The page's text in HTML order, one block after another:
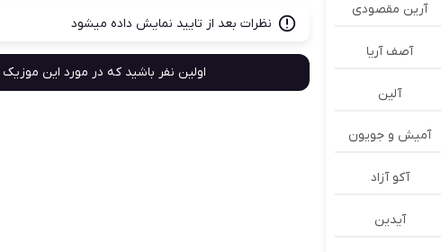
نظرات بعد از تایید نمایش داده میشود
اولین نفر باشید که در مورد این
آرین مقصودی
آصف آریا
آلین
آمیش و جویون
آکو آزاد
آیدین